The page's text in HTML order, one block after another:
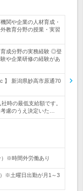
関や企業の人材育成・
教育分野の授業・実習
成分野の実務経験 ◎登
や企業研修の経験があ
】 新潟県妙高市原通70
時の最低支給額です。
慮のうえ決定いた…
）※時間外労働あり
※土曜日出勤が月1～3